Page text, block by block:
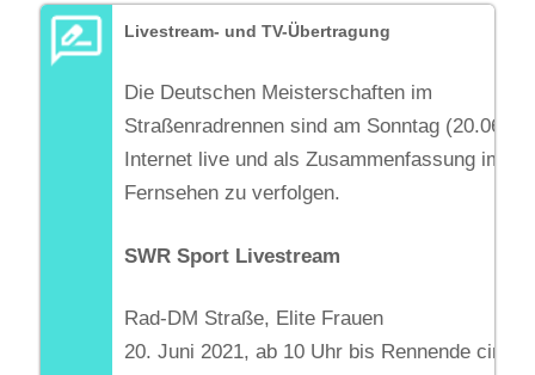
Livestream- und TV-Übertragung
Die Deutschen Meisterschaften im
Straßenradrennen sind am Sonntag (20.06.)
Internet live und als Zusammenfassung im
Fernsehen zu verfolgen.
SWR Sport Livestream
Rad-DM Straße, Elite Frauen
20. Juni 2021, ab 10 Uhr bis Rennende circa